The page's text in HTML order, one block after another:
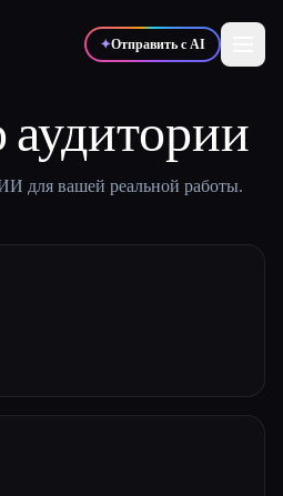
✦Отправить с AI
🎨Дизайнеры
для вашей реальной работы.